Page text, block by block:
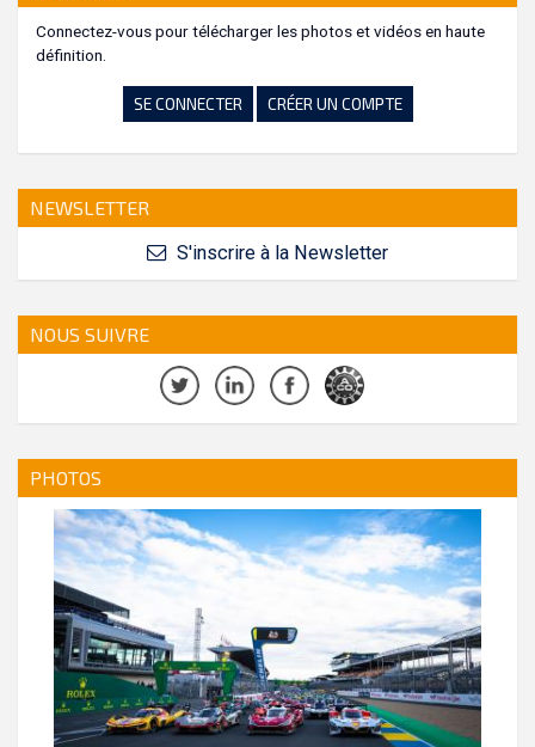
Connectez-vous pour télécharger les photos et vidéos en haute
définition.
SE CONNECTER CRÉER UN COMPTE
NEWSLETTER
S'inscrire à la Newsletter
NOUS SUIVRE
PHOTOS